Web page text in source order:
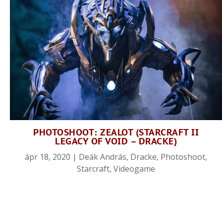
PHOTOSHOOT: ZEALOT (STARCRAFT II
LEGACY OF VOID – DRACKE)
ápr 18, 2020 | Deák András, Dracke, Photoshoot,
Starcraft, Videogame